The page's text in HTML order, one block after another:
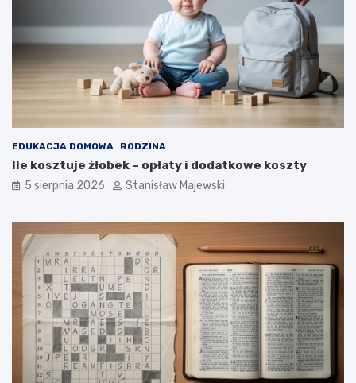
EDUKACJA DOMOWA RODZINA
Ile kosztuje żłobek – opłaty i dodatkowe koszty
5 sierpnia 2026 Stanisław Majewski